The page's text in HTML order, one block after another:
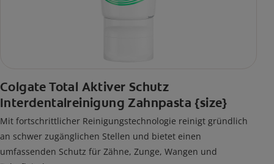
Colgate Total Aktiver Schutz
Interdentalreinigung Zahnpasta {size}
Mit fortschrittlicher Reinigungstechnologie reinigt gründlich
an schwer zugänglichen Stellen und bietet einen
umfassenden Schutz für Zähne, Zunge, Wangen und